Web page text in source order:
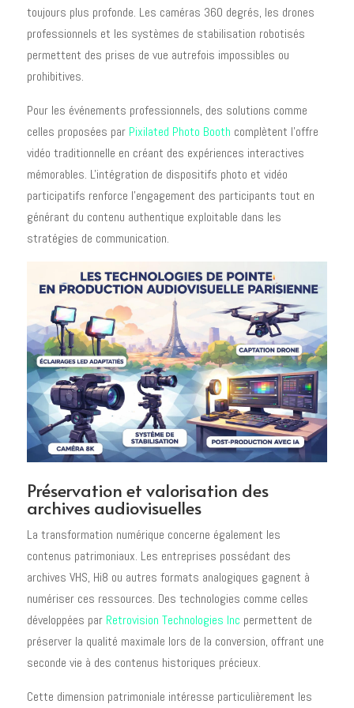
toujours plus profonde. Les caméras 360 degrés, les drones
professionnels et les systèmes de stabilisation robotisés
permettent des prises de vue autrefois impossibles ou
prohibitives.
Pour les événements professionnels, des solutions comme
celles proposées par Pixilated Photo Booth complètent l'offre
vidéo traditionnelle en créant des expériences interactives
mémorables. L'intégration de dispositifs photo et vidéo
participatifs renforce l'engagement des participants tout en
générant du contenu authentique exploitable dans les
stratégies de communication.
Préservation et valorisation des
archives audiovisuelles
La transformation numérique concerne également les
contenus patrimoniaux. Les entreprises possédant des
archives VHS, Hi8 ou autres formats analogiques gagnent à
numériser ces ressources. Des technologies comme celles
développées par Retrovision Technologies Inc permettent de
préserver la qualité maximale lors de la conversion, offrant une
seconde vie à des contenus historiques précieux.
Cette dimension patrimoniale intéresse particulièrement les